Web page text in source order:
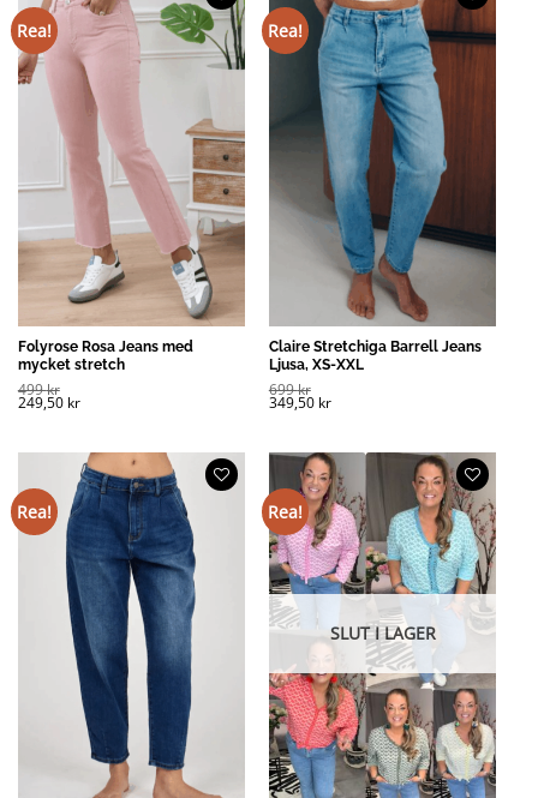
Rea!
Folyrose Rosa Jeans med
mycket stretch
499kr
249,50 kr
Rea!
Claire Stretchiga Barrell Jeans
Ljusa, XS-XXL
699kr
349,50 kr
Rea! Rea!
SLUT I LAGER